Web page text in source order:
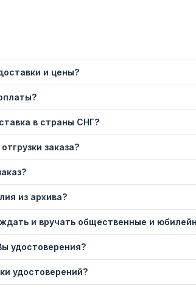
и цены?
в страны СНГ?
заказа?
из архива?
и вручать общественные и
удостоверения?
удостоверений?